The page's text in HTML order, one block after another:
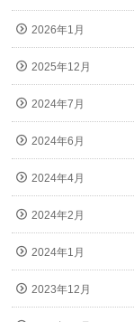
2026年1月
2025年12月
2024年7月
2024年6月
2024年4月
2024年2月
2024年1月
2023年12月